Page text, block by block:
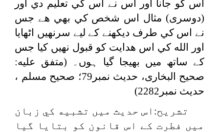
اس كو جانا اور اس نے اس كي تعليم دي اور
(دوسری) مثال اس شخص كي بھي هے جس
نے اس كي طرف ديكھنے كے لیے سرنهيں اٹھايا
اور الله كي اس هدايت كو قبول نهيں كيا جس
کے ساتھ میں بھیجا گیا ہوں۔ (متفق عليه:
صحیح البخاری، حدیث نمبر79؛ صحیح مسلم ،
حدیث نمبر2282)
تشریح:اس حديث ميں تشبيه كي زبان
ميں فطرت كے اس قانون كو بتايا گيا